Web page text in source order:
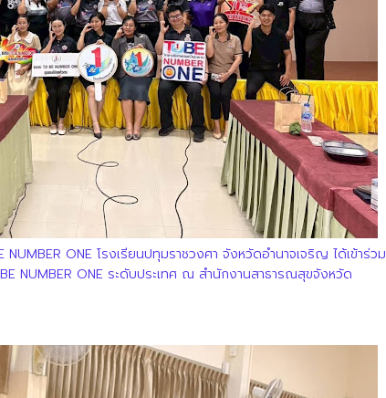
NUMBER ONE โรงเรียนปทุมราชวงศา จังหวัดอำนาจเจริญ ได้เข้าร่วม
NUMBER ONE ระดับประเทศ ณ สำนักงานสาธารณสุขจังหวัด